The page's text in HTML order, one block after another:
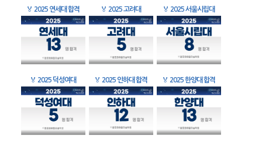
🏅 2025 연세대 합격 🏅 2025 고려대 🏅 2025 서울시립대
🏅 2025 덕성여대 🏅 2025 인하대 합격 🏅 2025 한양대 합격